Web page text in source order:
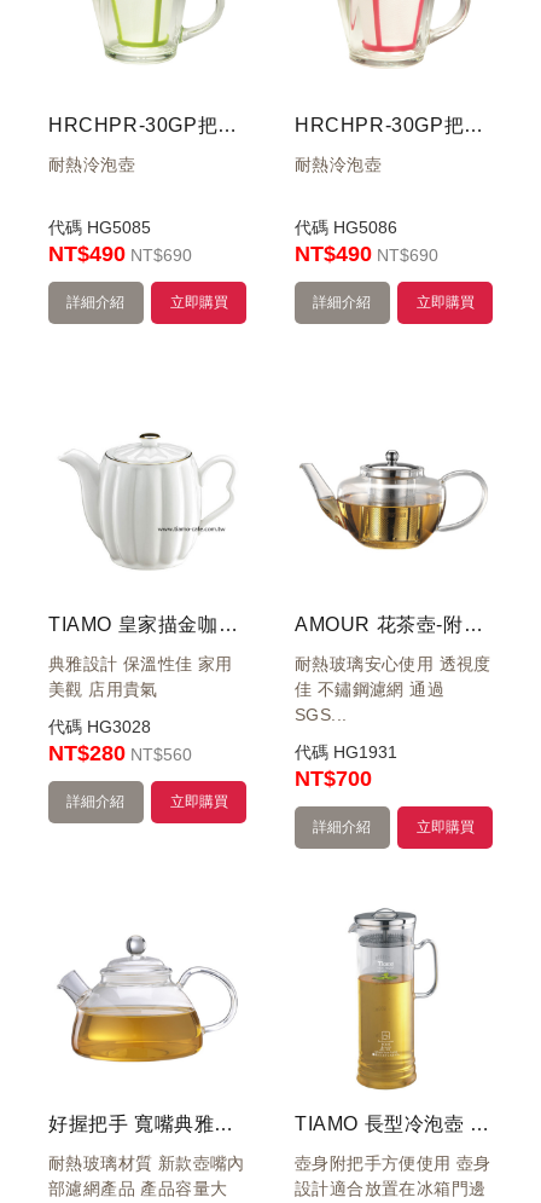
HRCHPR-30GP把手個人耐熱泠泡壺300ml(碧綠)
耐熱泠泡壺
代碼 HG5085
NT$490 NT$690
立即購買
詳細介紹
HRCHPR-30GP把手個人耐熱泠泡壺300ml(桃紅)
耐熱泠泡壺
代碼 HG5086
NT$490 NT$690
立即購買
詳細介紹
TIAMO 皇家描金咖啡壺 花茶壺 500cc
典雅設計 保溫性佳 家用
美觀 店用貴氣
代碼 HG3028
NT$280 NT$560
立即購買
詳細介紹
AMOUR 花茶壺-附ST濾網 750cc 通過SGS檢測
耐熱玻璃安心使用 透視度
佳 不鏽鋼濾網 通過
SGS...
代碼 HG1931
NT$700
立即購買
詳細介紹
好握把手 寬嘴典雅花茶壺 900ml
耐熱玻璃材質 新款壺嘴內
部濾網產品 產品容量大
TIAMO 長型冷泡壺 玻璃壺 1000ml
壺身附把手方便使用 壺身
設計適合放置在冰箱門邊